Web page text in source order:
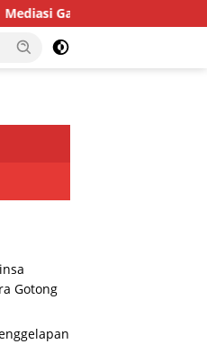
Dugaan Penggelapan
Gotong